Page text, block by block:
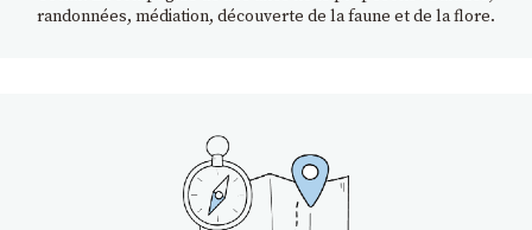
randonnées, médiation, découverte de la faune et de la flore.